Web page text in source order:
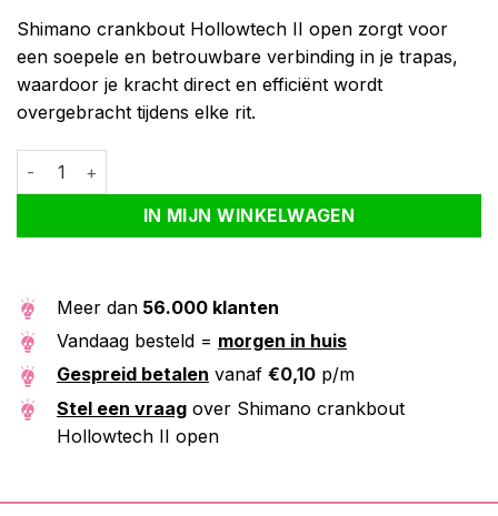
Shimano crankbout Hollowtech II open zorgt voor
een soepele en betrouwbare verbinding in je trapas,
waardoor je kracht direct en efficiënt wordt
overgebracht tijdens elke rit.
Shimano crankbout Hollowtech II open aantal
IN MIJN WINKELWAGEN
Alternative:
Meer dan 56.000 klanten
Vandaag besteld = morgen in huis
Gespreid betalen vanaf €0,10 p/m
Stel een vraag over Shimano crankbout
Hollowtech II open